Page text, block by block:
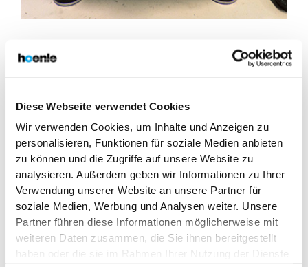
Diese Webseite verwendet Cookies
Wir verwenden Cookies, um Inhalte und Anzeigen zu
personalisieren, Funktionen für soziale Medien anbieten
zu können und die Zugriffe auf unsere Website zu
analysieren. Außerdem geben wir Informationen zu Ihrer
Verwendung unserer Website an unsere Partner für
soziale Medien, Werbung und Analysen weiter. Unsere
Partner führen diese Informationen möglicherweise mit
weiteren Daten zusammen, die Sie ihnen bereitgestellt
haben oder die sie im Rahmen Ihrer Nutzung der Dienste
NOS LABORATOIRES
CHEZ HOENLE ADHESIVES
Le laboratoire Adhesive Systems, où bon nombre de nos
colles ont été développés, a été créé en 1987. Certains
colles, telles que Vitralit® ou Elecolit®, sont devenues
des articles de marque et sont désormais disponibles
dans de nombreuses versions optimisées pour diverses